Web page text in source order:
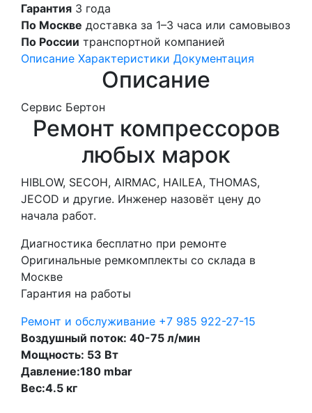
Гарантия 3 года
По Москве доставка за 1–3 часа или самовывоз
По России транспортной компанией
Описание Характеристики Документация
Описание
Сервис Бертон
Ремонт компрессоров
любых марок
HIBLOW, SECOH, AIRMAC, HAILEA, THOMAS,
JECOD и другие. Инженер назовёт цену до
начала работ.
Диагностика бесплатно при ремонте
Оригинальные ремкомплекты со склада в
Москве
Гарантия на работы
Ремонт и обслуживание +7 985 922-27-15
Воздушный поток: 40-75 л/мин
Мощность: 53 Вт
Давление:180 mbar
Вес:4.5 кг